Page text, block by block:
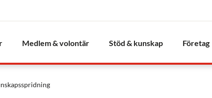
Medlem & volontär Stöd & kunskap Företag